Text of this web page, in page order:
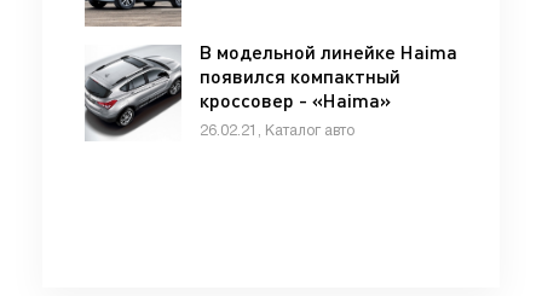
В модельной линейке Haima
появился компактный
кроссовер - «Haima»
26.02.21, Каталог авто